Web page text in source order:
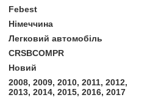
Febest
Німеччина
Легковий автомобіль
CRSBCOMPR
Новий
2008, 2009, 2010, 2011, 2012,
2013, 2014, 2015, 2016, 2017